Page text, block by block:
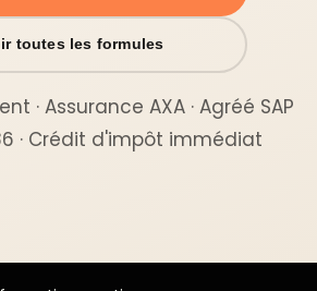
toutes les formules
· Assurance AXA · Agréé SAP
· Crédit d'impôt immédiat